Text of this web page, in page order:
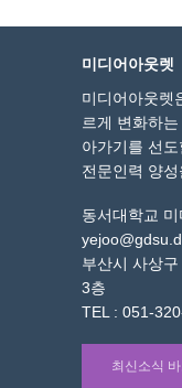
미디어아웃렛
미디어아웃렛
르게 변화하
아가기를 선
전문인력 양
동서대학교
부산시 사상
3층
TEL : 051-
최신소식